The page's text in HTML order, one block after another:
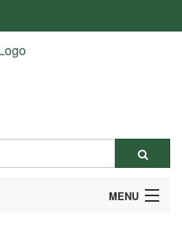
MENU